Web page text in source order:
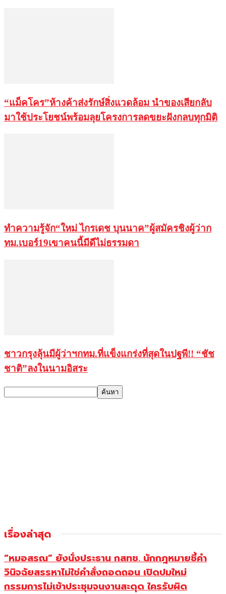
“แม็คโคร”ห้างค้าส่งรักษ์สิ่งแวดล้อม นำของเสียกลับ
มาใช้ประโยชน์พร้อมลุยโครงการลดขยะฝังกลบทุกมิติ
ทำความรู้จัก“ใหม่ ไกรเดช บุนนาค”ผู้สมัครชิงผู้ว่าก
ทม.เบอร์19เขาคนนี้มีดีไม่ธรรมดา
ชาวกรุงลุ้นมีผู้ว่าฯกทม.ที่แข็งแกร่งที่สุดในปฐพี!! “ชัช
ชาติ”ลงในนามอิสระ
เรื่องล่าสุด
“หมอสรณ” ยังนั่งประธาน กสทช. นักกฎหมายชี้คำ
วินิจฉัยสรรหาไม่ใช่คำสั่งถอดถอน เปิดปมใหม่
กรรมการไม่เข้าประชุมจนงานสะดุด ใครรับผิด